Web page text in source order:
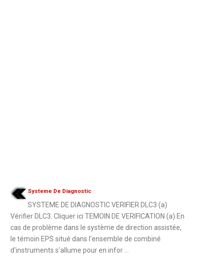
Systeme De Diagnostic
SYSTEME DE DIAGNOSTIC VERIFIER DLC3 (a)
Vérifier DLC3. Cliquer ici TEMOIN DE VERIFICATION (a) En
cas de problème dans le système de direction assistée,
le témoin EPS situé dans l'ensemble de combiné
d'instruments s'allume pour en infor ...